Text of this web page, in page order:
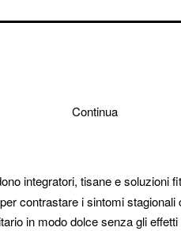
integratori, tisane e soluzioni
contrastare i sintomi
in modo dolce senza gli
Continua